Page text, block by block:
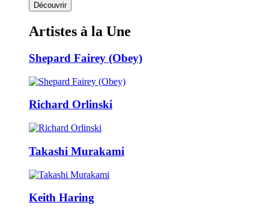
Découvrir
Artistes à la Une
Shepard Fairey (Obey)
Richard Orlinski
Takashi Murakami
Keith Haring